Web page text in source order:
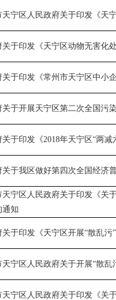
天宁区人民政府关于印发《天
关于印发《天宁区动物无害化
关于印发《常州市天宁区中小
关于开展天宁区第二次全国污
关于印发《2018年天宁区“两
关于我区做好第四次全国经济
天宁区人民政府关于印发《关
通知
关于印发《天宁区开展“散乱
天宁区人民政府关于开展“散
天宁区人民政府关于印发《关